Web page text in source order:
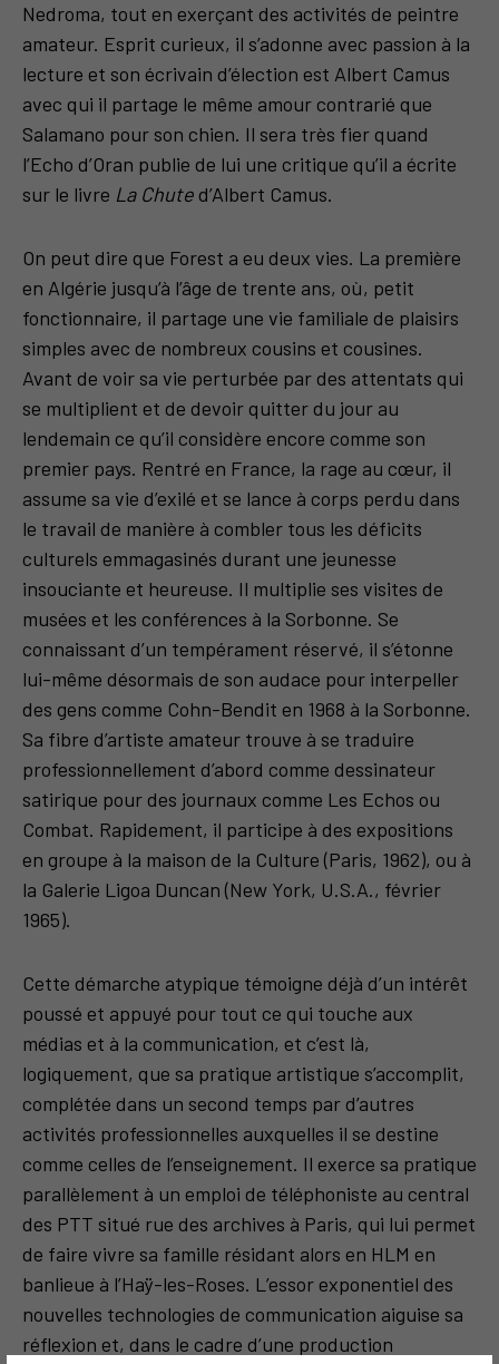
Nedroma, tout en exerçant des activités de peintre
amateur. Esprit curieux, il s’adonne avec passion à la
lecture et son écrivain d’élection est Albert Camus
avec qui il partage le même amour contrarié que
Salamano pour son chien. Il sera très fier quand
l’Echo d’Oran publie de lui une critique qu’il a écrite
sur le livre La Chute d’Albert Camus.
On peut dire que Forest a eu deux vies. La première
en Algérie jusqu’à l’âge de trente ans, où, petit
fonctionnaire, il partage une vie familiale de plaisirs
simples avec de nombreux cousins et cousines.
Avant de voir sa vie perturbée par des attentats qui
se multiplient et de devoir quitter du jour au
lendemain ce qu’il considère encore comme son
premier pays. Rentré en France, la rage au cœur, il
assume sa vie d’exilé et se lance à corps perdu dans
le travail de manière à combler tous les déficits
culturels emmagasinés durant une jeunesse
insouciante et heureuse. Il multiplie ses visites de
musées et les conférences à la Sorbonne. Se
connaissant d’un tempérament réservé, il s’étonne
lui-même désormais de son audace pour interpeller
des gens comme Cohn-Bendit en 1968 à la Sorbonne.
Sa fibre d’artiste amateur trouve à se traduire
professionnellement d’abord comme dessinateur
satirique pour des journaux comme Les Echos ou
Combat. Rapidement, il participe à des expositions
en groupe à la maison de la Culture (Paris, 1962), ou à
la Galerie Ligoa Duncan (New York, U.S.A., février
1965).
Cette démarche atypique témoigne déjà d’un intérêt
poussé et appuyé pour tout ce qui touche aux
médias et à la communication, et c’est là,
logiquement, que sa pratique artistique s’accomplit,
complétée dans un second temps par d’autres
activités professionnelles auxquelles il se destine
comme celles de l’enseignement. Il exerce sa pratique
parallèlement à un emploi de téléphoniste au central
des PTT situé rue des archives à Paris, qui lui permet
de faire vivre sa famille résidant alors en HLM en
banlieue à l’Haÿ-les-Roses. L’essor exponentiel des
nouvelles technologies de communication aiguise sa
réflexion et, dans le cadre d’une production